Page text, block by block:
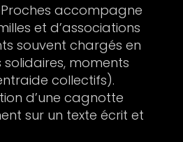
accompagne
et d’associations
souvent chargés en
moments
collectifs).
d’une cagnotte
sur un texte écrit et